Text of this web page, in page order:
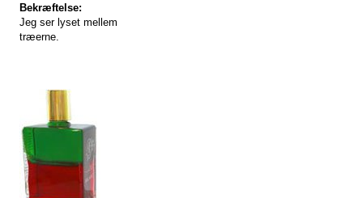
Bekræftelse:
Jeg ser lyset mellem
træerne.